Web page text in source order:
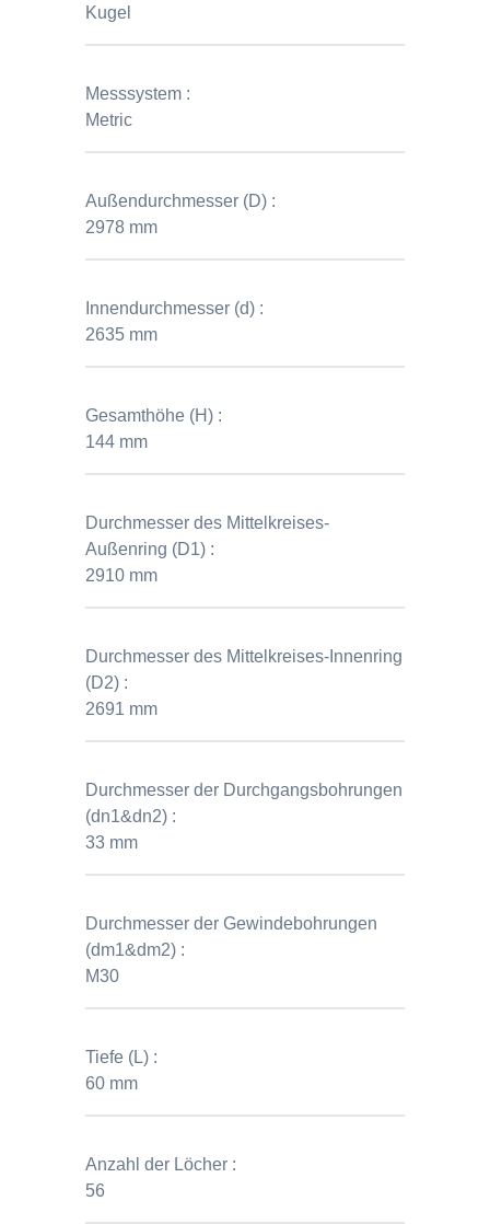
Kugel
Messsystem :
Metric
Außendurchmesser (D) :
2978 mm
Innendurchmesser (d) :
2635 mm
Gesamthöhe (H) :
144 mm
Durchmesser des Mittelkreises-
Außenring (D1) :
2910 mm
Durchmesser des Mittelkreises-Innenring
(D2) :
2691 mm
Durchmesser der Durchgangsbohrungen
(dn1&dn2) :
33 mm
Durchmesser der Gewindebohrungen
(dm1&dm2) :
M30
Tiefe (L) :
60 mm
Anzahl der Löcher :
56